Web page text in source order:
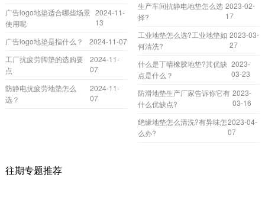
广告logo地垫适合哪些场景
使用呢
2024-11-
13
广告logo地垫是指什么？
2024-11-07
工厂抗疲劳脚垫的选购要
点
2024-11-
07
防静电抗疲劳地垫怎么
选？
2024-11-
07
生产车间抗静电地垫怎么选
择?
2023-02-
17
工业地垫怎么选?工业地垫如
何清洗?
2023-03-
27
什么是丁晴橡胶地垫?其优缺
点是什么？
2023-
03-23
防滑地垫生产厂家告诉你它有
什么优缺点?
2023-
03-16
绝缘地垫怎么清洗?有异味怎
么办?
2023-04-
07
往期专题推荐